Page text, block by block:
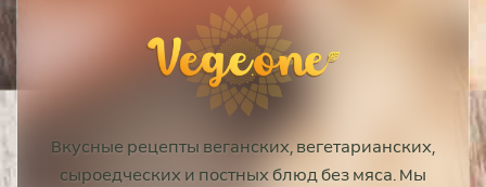
Вкусные рецепты веганских, вегетарианских,
сыроедческих и постных блюд без мяса. Мы